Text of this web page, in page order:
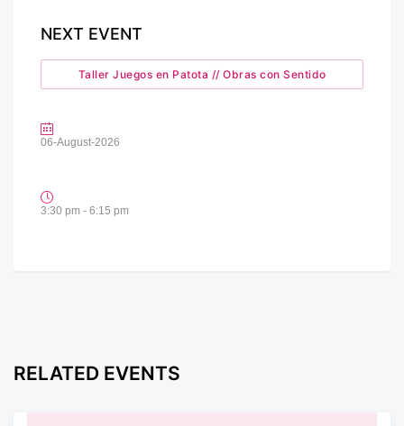
NEXT EVENT
Taller Juegos en Patota // Obras con Sentido
06-August-2026
3:30 pm - 6:15 pm
RELATED EVENTS